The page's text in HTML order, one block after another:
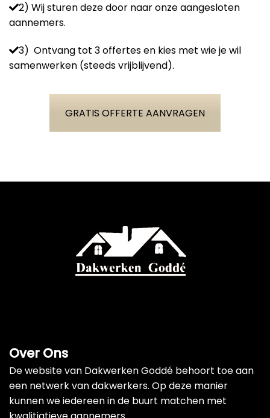
2) Wij sturen deze door naar onze aangesloten
aannemers.
3) Ontvang tot 3 offertes en kies met wie je wil
samenwerken (steeds vrijblijvend).
GRATIS OFFERTE AANVRAGEN
Over Ons
De website van Dakwerken Goddé behoort toe aan
een netwerk van dakwerkers. Op deze manier
kunnen we iedereen in de buurt matchen met